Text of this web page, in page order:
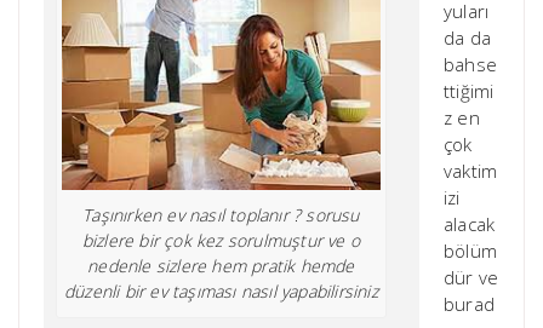
Taşınırken ev nasıl toplanır ? sorusu
bizlere bir çok kez sorulmuştur ve o
nedenle sizlere hem pratik hemde
düzenli bir ev taşıması nasıl yapabilirsiniz
yuları
da da
bahse
ttiğimi
z en
çok
vaktim
izi
alacak
bölüm
dür ve
burad